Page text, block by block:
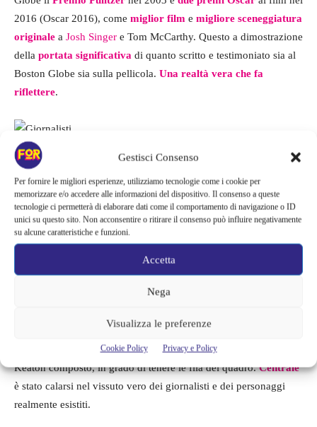
Gestisci Consenso
Per fornire le migliori esperienze, utilizziamo tecnologie come i cookie per
memorizzare e/o accedere alle informazioni del dispositivo. Il consenso a queste
tecnologie ci permetterà di elaborare dati come il comportamento di navigazione o ID
unici su questo sito. Non acconsentire o ritirare il consenso può influire negativamente
su alcune caratteristiche e funzioni.
Accetta
Nega
Visualizza le preferenze
Cookie Policy Privacy e Policy
2016 (Oscar 2016), come miglior film e migliore sceneggiatura
originale a Josh Singer e Tom McCarthy. Questo a dimostrazione
della portata significativa di quanto scritto e testimoniato sia al
Boston Globe sia sulla pellicola. Una realtà vera che fa
riflettere.
“Il caso Spotlight” ha permesso una maggiore conoscenza di
una
piaganella Chiesa che è stata fin troppo nascosta e perpetrata,
Tom McCarthy ha il merito di aver messo in luce l’accaduto con
veridicitàeaderenza ai fatti, senza giudizi, contenuti o
posizioni di pensiero personali. Il film è ancorato alla scia degli
eventi, si basa sulla realtà così com’è avvenuta e, a mio parere,
questa è una delle più grandisfideper il cinema. La storia vera
testimonianza
termine grazie ad un cast dall’interpretazione riuscita
, da un Mark Ruffalo agguerrito, da un Michael
Keaton composto, in grado di tenere le fila del quadro.Centrale
è stato calarsi nel vissuto vero dei giornalisti e dei personaggi
realmente esistiti.